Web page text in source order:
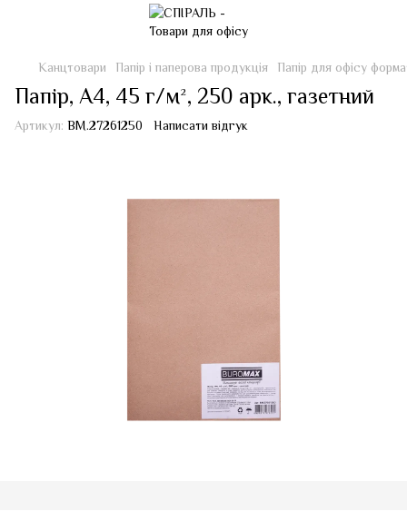
Канцтовари Папір і паперова продукція Папір для офісу
Папір, А4, 45 г/м², 250 арк., газетний
Артикул: BM.27261250 Написати відгук